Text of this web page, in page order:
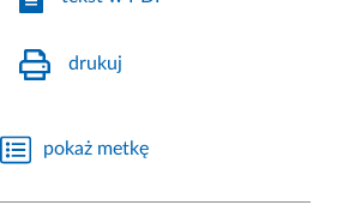
drukuj
pokaż metkę